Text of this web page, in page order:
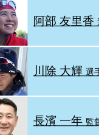
阿部 友里香
川除 大輝 選
長濱 一年 監